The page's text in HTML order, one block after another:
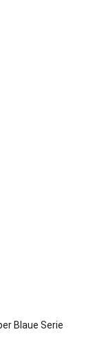
Blaue Serie